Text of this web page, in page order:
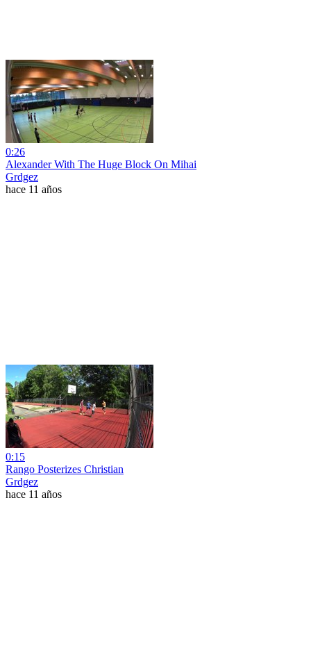
0:26
Alexander With The Huge Block On Mihai
Grdgez
hace 11 años
0:15
Rango Posterizes Christian
Grdgez
hace 11 años